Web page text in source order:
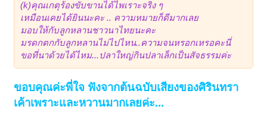
(k)คุณเกตุร้องขับขานได้ไพเราะจริง ๆ
เหมือนเคยได้ยินนะคะ .. ความหมายก็ดีมากเลย
มอบให้กับลูกหลานชาวนาไทยนะคะ
มรดกตกกับลูกหลานไม่ไปไหน..ความจนหรอกเหรอคะนี่
ขอที่นาด้วยได้ไหม...ปลาใหญ่กินปลาเล็กเป็นสัจธรรมค่ะ
ขอบคุณค่ะพี่ใจ ฟังจากต้นฉบับเสียงของศิรินทรา
เค้าเพราะและหวานมากเลยค่ะ...